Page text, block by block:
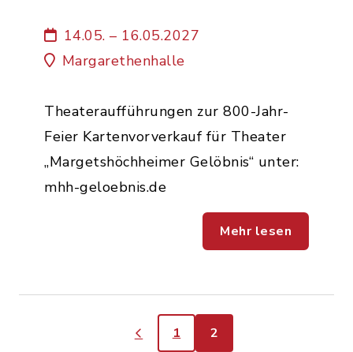
14.05. – 16.05.2027
Margarethenhalle
Theateraufführungen zur 800-Jahr-
Feier Kartenvorverkauf für Theater
„Margetshöchheimer Gelöbnis“ unter:
mhh-geloebnis.de
Mehr lesen
1 2